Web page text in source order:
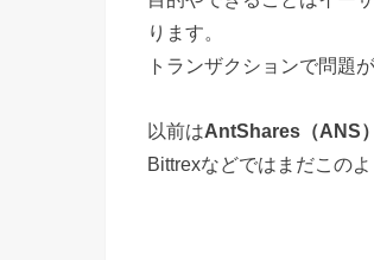
ります。
トランザクションで問題
以前はAntShares（ANS）
Bittrexなどではまだこの